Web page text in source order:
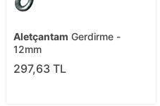
Aletçantam Gerdirme -
12mm
297,63 TL